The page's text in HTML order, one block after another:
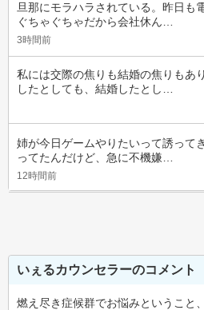
旦那にモラハラされている。昨日も
ぐちゃぐちゃだから会社休ん…
3時間前
私には交際の焦りも結婚の焦りもあ
したとしても、結婚したとし…
姉が今日ゲームやりたいって誘って
ってたんだけど、急に不機嫌…
12時間前
いぇるカウンセラーのコメント
燃え尽き症候群でお悩みということ